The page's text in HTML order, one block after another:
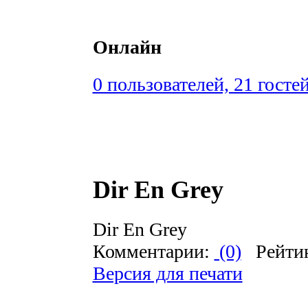
Онлайн
0 пользователей, 21
Dir En Grey
Dir En Grey
Комментарии: (0)
Версия для печати